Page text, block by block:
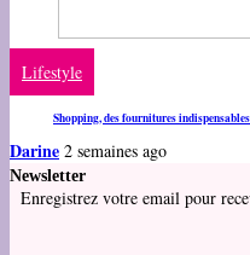
Lifestyle
Shopping, des fournitures
Darine 2 semaines ago
Newsletter
Enregistrez votre email pour